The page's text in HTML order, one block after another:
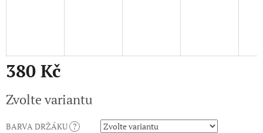
380 Kč
cena:
Zvolte variantu
BARVA DRŽÁKU ?